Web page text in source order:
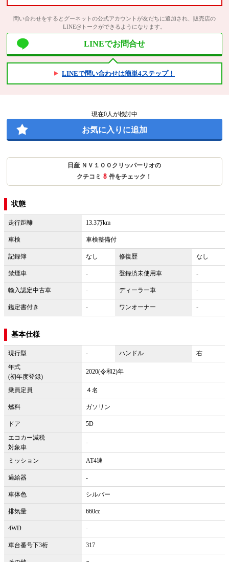
問い合わせをするとグーネットの公式アカウントが友だちに追加され、販売店の
LINE@トークができるようになります。
LINEでお問合せ
LINEで問い合わせは簡単4ステップ！
現在0人が検討中
お気に入りに追加
日産 ＮＶ１００クリッパーリオの
クチコミ 8 件をチェック！
状態
走行距離 13.3万km
車検 車検整備付
記録簿 なし 修復歴 なし
禁煙車 - 登録済未使用車 -
輸入認定中古車 - ディーラー車 -
鑑定書付き - ワンオーナー -
基本仕様
現行型 - ハンドル
右
年式
(初年度登録)
2020(令和2)年
乗員定員 ４名
燃料 ガソリン
ドア
5D
エコカー減税
対象車
-
ミッション AT4速
過給器 -
車体色 シルバー
排気量 660cc
4WD -
車台番号下3桁 317